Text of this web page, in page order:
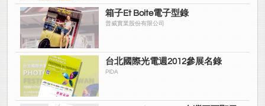
箱子Et Boite電子型錄
普威實業股份有限公司
台北國際光電週2012參展名錄
PIDA